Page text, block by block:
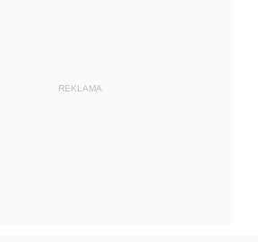
REKLAMA